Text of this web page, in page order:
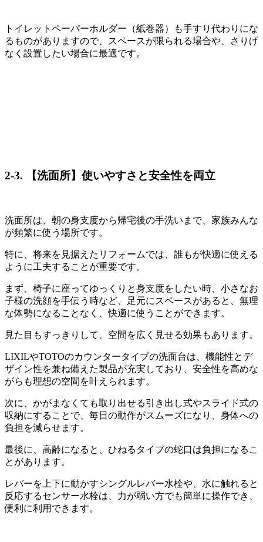
トイレットペーパーホルダー（紙巻器）も手すり代わりにな
るものがありますので、スペースが限られる場合や、さりげ
なく設置したい場合に最適です。
2-3. 【洗面所】使いやすさと安全性を両立
洗面所は、朝の身支度から帰宅後の手洗いまで、家族みんな
が頻繁に使う場所です。
特に、将来を見据えたリフォームでは、誰もが快適に使える
ように工夫することが重要です。
まず、椅子に座ってゆっくりと身支度をしたい時、小さなお
子様の洗顔を手伝う時など、足元にスペースがあると、無理
な体勢になることなく、快適に使うことができます。
見た目もすっきりして、空間を広く見せる効果もあります。
LIXILやTOTOのカウンタータイプの洗面台は、機能性とデ
ザイン性を兼ね備えた製品が充実しており、安全性を高めな
がらも理想の空間を叶えられます。
次に、かがまなくても取り出せる引き出し式やスライド式の
収納にすることで、毎日の動作がスムーズになり、身体への
負担を減らせます。
最後に、高齢になると、ひねるタイプの蛇口は負担になるこ
とがあります。
レバーを上下に動かすシングルレバー水栓や、水に触れると
反応するセンサー水栓は、力が弱い方でも簡単に操作でき、
便利に利用できます。